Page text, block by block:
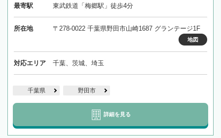
最寄駅 東武鉄道「梅郷駅」徒歩4分
所在地 〒278-0022 千葉県野田市山崎1687 グランテージ1F
地図
対応エリア 千葉、茨城、埼玉
千葉県 野田市
詳細を見る